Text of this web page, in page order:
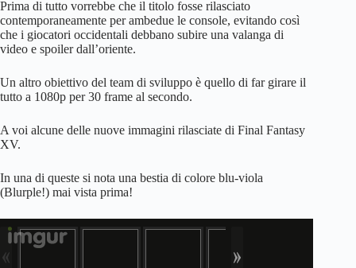
Prima di tutto vorrebbe che il titolo fosse rilasciato
contemporaneamente per ambedue le console, evitando così
che i giocatori occidentali debbano subire una valanga di
video e spoiler dall’oriente.
Un altro obiettivo del team di sviluppo è quello di far girare il
tutto a 1080p per 30 frame al secondo.
A voi alcune delle nuove immagini rilasciate di Final Fantasy
XV.
In una di queste si nota una bestia di colore blu-viola
(Blurple!) mai vista prima!